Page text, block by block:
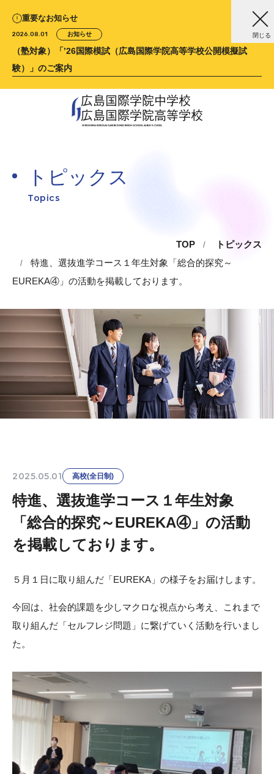
重要なお知らせ
2026.08.01 お知らせ
（塾対象）「’26国際模試（広島国際学院高等学校公開模擬試
験）」のご案内
閉じる
広島国際学院中学校
広島国際学院高等学校
HIROSHIMA KOKUSAI GAKUINJUNIOR HIGH SCHOOL &HIGH SCHOOL
トピックス
Topics
TOP
トピックス
特進、選抜進学コース１年生対象「総合的探究～
EUREKA④」の活動を掲載しております。
2025.05.01 高校(全日制)
特進、選抜進学コース１年生対象
「総合的探究～EUREKA④」の活動
を掲載しております。
５月１日に取り組んだ「EUREKA」の様子をお届けします。
今回は、社会的課題を少しマクロな視点から考え、これまで
取り組んだ「セルフレジ問題」に繋げていく活動を行いまし
た。